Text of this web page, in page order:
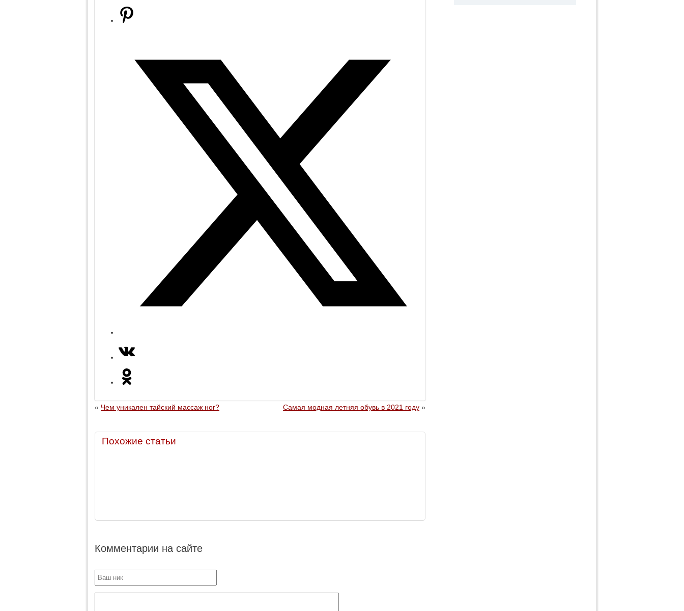
« Чем уникален тайский массаж ног? Самая модная летняя обувь в 2021 году »
Похожие статьи
Комментарии на сайте